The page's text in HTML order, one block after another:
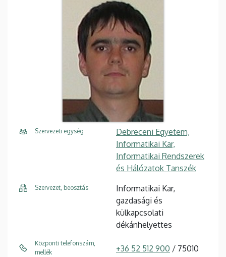
Szervezeti egység
Debreceni Egyetem,
Informatikai Kar,
Informatikai Rendszerek
és Hálózatok Tanszék
Szervezet, beosztás
Informatikai Kar,
gazdasági és
külkapcsolati
dékánhelyettes
Központi telefonszám,
mellék
+36 52 512 900 / 75010